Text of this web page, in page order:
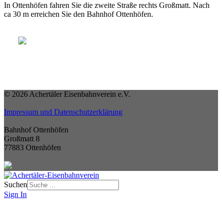
In Ottenhöfen fahren Sie die zweite Straße rechts Großmatt. Nach
ca 30 m erreichen Sie den Bahnhof Ottenhöfen.
© 2026 Achertäler Eisenbahnverein e.V.
Impressum und Datenschutzerklärung
Bahnhof Ottenhöfen
Großmatt 8
77883 Ottenhöfen
Suchen
Sign In